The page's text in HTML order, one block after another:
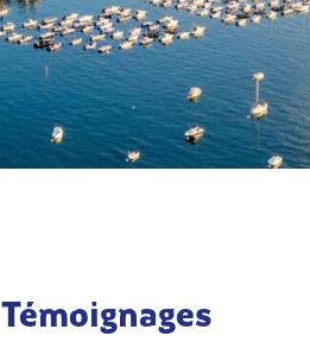
Témoignages